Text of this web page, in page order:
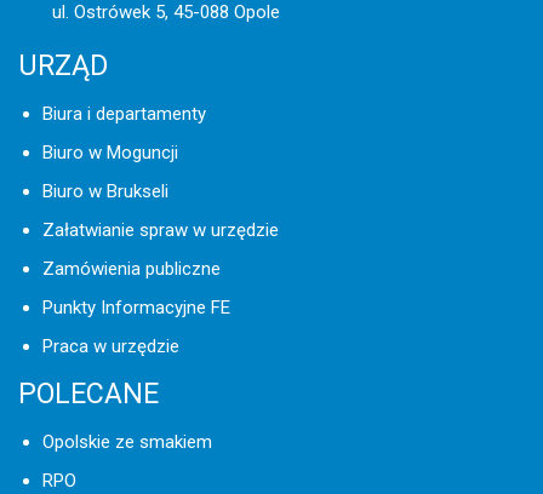
ul. Ostrówek 5, 45-088 Opole
URZĄD
Biura i departamenty
Biuro w Moguncji
Biuro w Brukseli
Załatwianie spraw w urzędzie
Zamówienia publiczne
Punkty Informacyjne FE
Praca w urzędzie
POLECANE
Opolskie ze smakiem
RPO